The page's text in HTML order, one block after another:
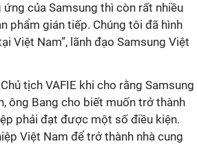
của Samsung thì còn rất nhiều
phẩm gián tiếp. Chúng tôi đã hình
Việt Nam”, lãnh đạo Samsung Việt
tịch VAFIE khi cho rằng Samsung
ông Bang cho biết muốn trở thành
phải đạt được một số điều kiện.
Việt Nam để trở thành nhà cung